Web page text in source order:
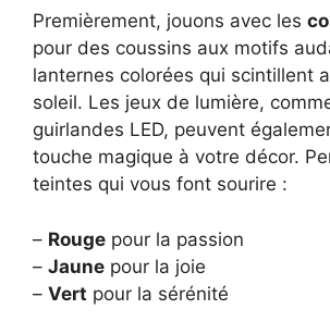
Premièrement, jouons avec les
pour des coussins aux motifs
lanternes colorées qui scintillent
soleil. Les jeux de lumière,
guirlandes LED, peuvent
touche magique à votre décor.
teintes qui vous font sourire :
– Rouge pour la passion
– Jaune pour la joie
– Vert pour la sérénité